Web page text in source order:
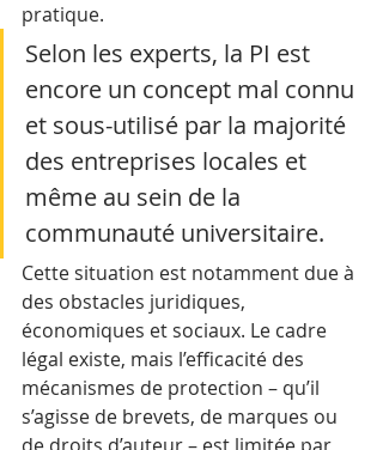
pratique.
Selon les experts, la PI est
encore un concept mal connu
et sous-utilisé par la majorité
des entreprises locales et
même au sein de la
communauté universitaire.
Cette situation est notamment due à
des obstacles juridiques,
économiques et sociaux. Le cadre
légal existe, mais l’efficacité des
mécanismes de protection – qu’il
s’agisse de brevets, de marques ou